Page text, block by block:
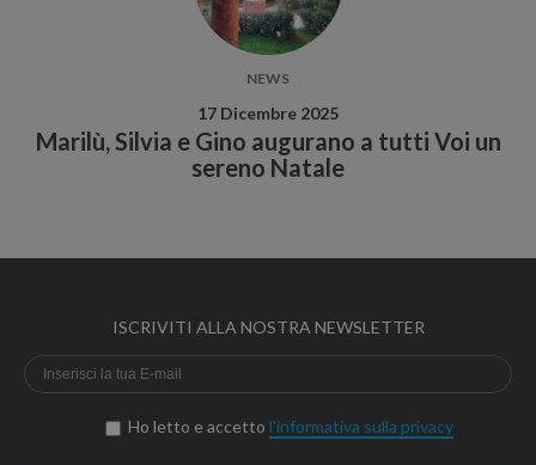
NEWS
17 Dicembre 2025
Marilù, Silvia e Gino augurano a tutti Voi un
sereno Natale
ISCRIVITI ALLA NOSTRA NEWSLETTER
Ho letto e accetto l'informativa sulla privacy